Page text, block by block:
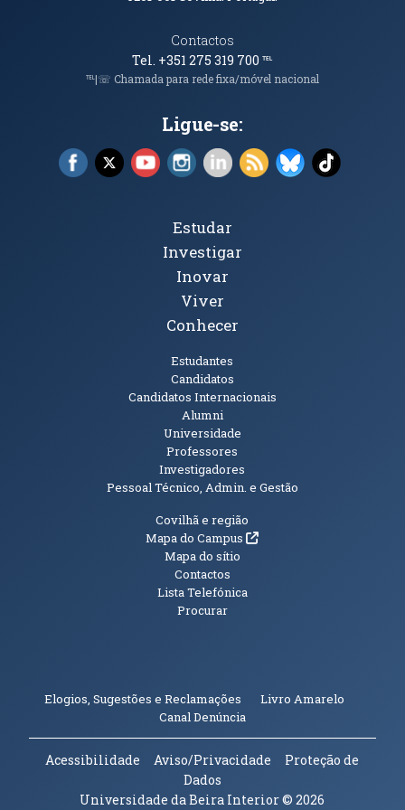
Contactos
Tel. +351 275 319 700℡
℡|☏ Chamada para rede fixa/móvel nacional
Ligue-se:
Facebook (abre em nova janela)
X (abre em nova janela)
YouTube (abre em nova janela)
Instagram (abre em nova janela)
LinkedIn (abre em nova
RSS (abre em nova
Bluesky (abre
TikTok
Tópicos Principais
Estudar
Investigar
Inovar
Viver
Conhecer
Estudantes
Candidatos
Candidatos Internacionais
Alumni
Universidade
Professores
Investigadores
Pessoal Técnico, Admin. e Gestão
Informações Adicionais
Covilhã e região
Mapa do Campus(abre em nova janela)
Mapa do sítio
Contactos
Lista Telefónica
Procurar
Elogios, Sugestões e Reclamações Livro Amarelo
Canal Denúncia(abre em nova janela)
Acessibilidade Aviso/Privacidade
Proteção de
Dados
Universidade da Beira Interior© 2026